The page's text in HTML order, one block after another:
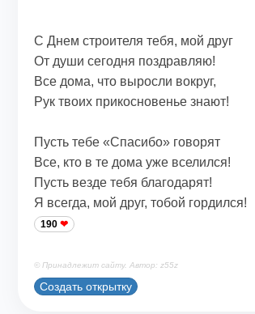
С Днем строителя тебя, мой друг
От души сегодня поздравляю!
Все дома, что выросли вокруг,
Рук твоих прикосновенье знают!
Пусть тебе «Спасибо» говорят
Все, кто в те дома уже вселился!
Пусть везде тебя благодарят!
Я всегда, мой друг, тобой гордился!
190
© Принадлежит сайту. Автор: z55z
Создать открытку